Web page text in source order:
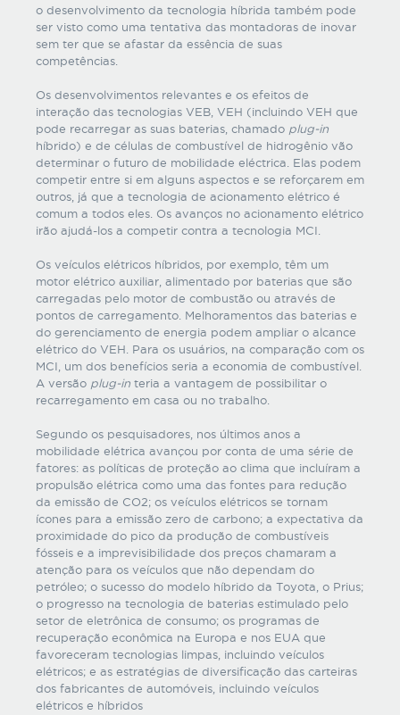
o desenvolvimento da tecnologia híbrida também pode
ser visto como uma tentativa das montadoras de inovar
sem ter que se afastar da essência de suas
competências.
Os desenvolvimentos relevantes e os efeitos de
interação das tecnologias VEB, VEH (incluindo VEH que
pode recarregar as suas baterias, chamado plug-in
híbrido) e de células de combustível de hidrogênio vão
determinar o futuro de mobilidade eléctrica. Elas podem
competir entre si em alguns aspectos e se reforçarem em
outros, já que a tecnologia de acionamento elétrico é
comum a todos eles. Os avanços no acionamento elétrico
irão ajudá-los a competir contra a tecnologia MCI.
Os veículos elétricos híbridos, por exemplo, têm um
motor elétrico auxiliar, alimentado por baterias que são
carregadas pelo motor de combustão ou através de
pontos de carregamento. Melhoramentos das baterias e
do gerenciamento de energia podem ampliar o alcance
elétrico do VEH. Para os usuários, na comparação com os
MCI, um dos benefícios seria a economia de combustível.
A versão plug-in teria a vantagem de possibilitar o
recarregamento em casa ou no trabalho.
Segundo os pesquisadores, nos últimos anos a
mobilidade elétrica avançou por conta de uma série de
fatores: as políticas de proteção ao clima que incluíram a
propulsão elétrica como uma das fontes para redução
da emissão de CO2; os veículos elétricos se tornam
ícones para a emissão zero de carbono; a expectativa da
proximidade do pico da produção de combustíveis
fósseis e a imprevisibilidade dos preços chamaram a
atenção para os veículos que não dependam do
petróleo; o sucesso do modelo híbrido da Toyota, o Prius;
o progresso na tecnologia de baterias estimulado pelo
setor de eletrônica de consumo; os programas de
recuperação econômica na Europa e nos EUA que
favoreceram tecnologias limpas, incluindo veículos
elétricos; e as estratégias de diversificação das carteiras
dos fabricantes de automóveis, incluindo veículos
elétricos e híbridos